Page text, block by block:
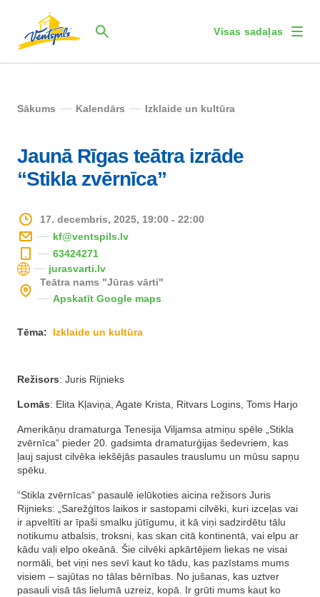
Visas sadaļas
Sākums Kalendārs Izklaide un kultūra
Jaunā Rīgas teātra izrāde
“Stikla zvērnīca”
17. decembris, 2025, 19:00 - 22:00
kf@ventspils.lv
63424271
jurasvarti.lv
Teātra nams "Jūras vārti"
Apskatīt Google maps
Tēma: Izklaide un kultūra
Režisors: Juris Rijnieks
Lomās: Elita Kļaviņa, Agate Krista, Ritvars Logins, Toms Harjo
Amerikāņu dramaturga Tenesija Viljamsa atmiņu spēle „Stikla
zvērnīca“ pieder 20. gadsimta dramaturģijas šedevriem, kas
ļauj sajust cilvēka iekšējās pasaules trauslumu un mūsu sapņu
spēku.
​“Stikla zvērnīcas“ pasaulē ielūkoties aicina režisors Juris
Rijnieks: „Sarežģītos laikos ir sastopami cilvēki, kuri izceļas vai
ir apveltīti ar īpaši smalku jūtīgumu, it kā viņi sadzirdētu tālu
notikumu atbalsis, troksni, kas skan citā kontinentā, vai elpu ar
kādu vaļi elpo okeānā. Šie cilvēki apkārtējiem liekas ne visai
normāli, bet viņi nes sevī kaut ko tādu, kas pazīstams mums
visiem – sajūtas no tālas bērnības. No jušanas, kas uztver
pasauli visā tās lielumā uzreiz, kopā. Ir grūti mums kaut ko